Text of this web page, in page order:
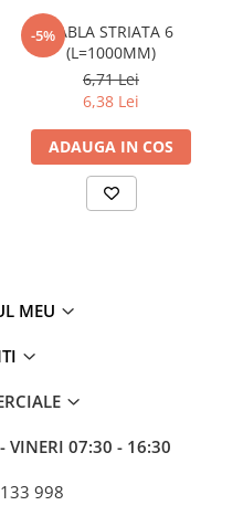
-5%TABLA STRIATA 6
(L=1000MM)
6,71 Lei
6,38 Lei
ADAUGA IN COS
MEU
VINERI 07:30 - 16:30
998